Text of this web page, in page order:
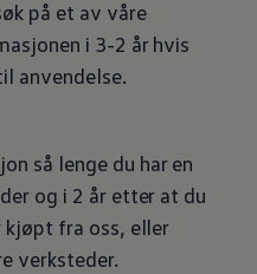
på et av våre
i 3-2 år hvis
anvendelse.
så lenge du har en
og i 2 år etter at du
kjøpt fra oss, eller
verksteder.